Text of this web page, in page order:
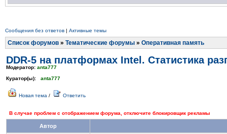
Сообщения без ответов | Активные темы
Список форумов » Тематические форумы » Оперативная память
DDR-5 на платформах Intel. Статистика
Модератор: anta777
Куратор(ы): anta777
Новая тема / Ответить
В случае проблем с отображением форума, отключите блокировщик рекламы
Автор